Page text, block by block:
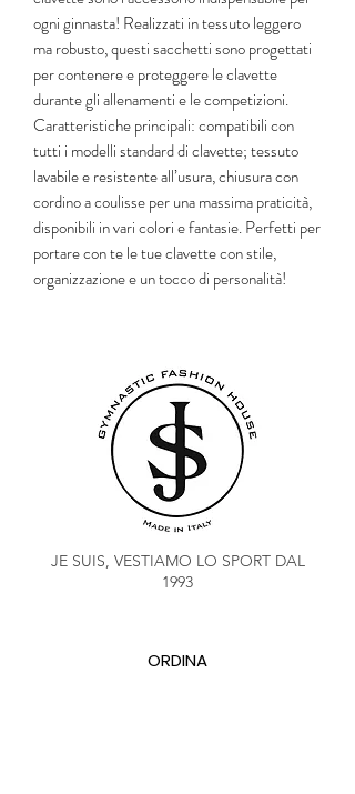
ogni ginnasta! Realizzati in tessuto leggero
ma robusto, questi sacchetti sono progettati
per contenere e proteggere le clavette
durante gli allenamenti e le competizioni.
Caratteristiche principali: compatibili con
tutti i modelli standard di clavette; tessuto
lavabile e resistente all’usura, chiusura con
cordino a coulisse per una massima praticità,
disponibili in vari colori e fantasie. Perfetti per
portare con te le tue clavette con stile,
organizzazione e un tocco di personalità!
JE SUIS, VESTIAMO LO SPORT DAL
1993
ORDINA